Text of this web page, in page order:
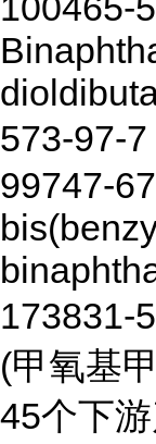
573-97-
99747-
173831-
(甲氧基
45个下